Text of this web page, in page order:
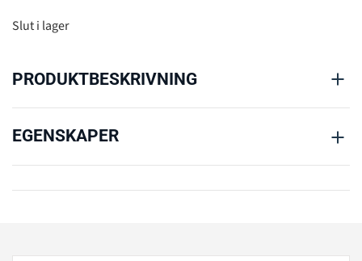
Slut i lager
PRODUKTBESKRIVNING
EGENSKAPER